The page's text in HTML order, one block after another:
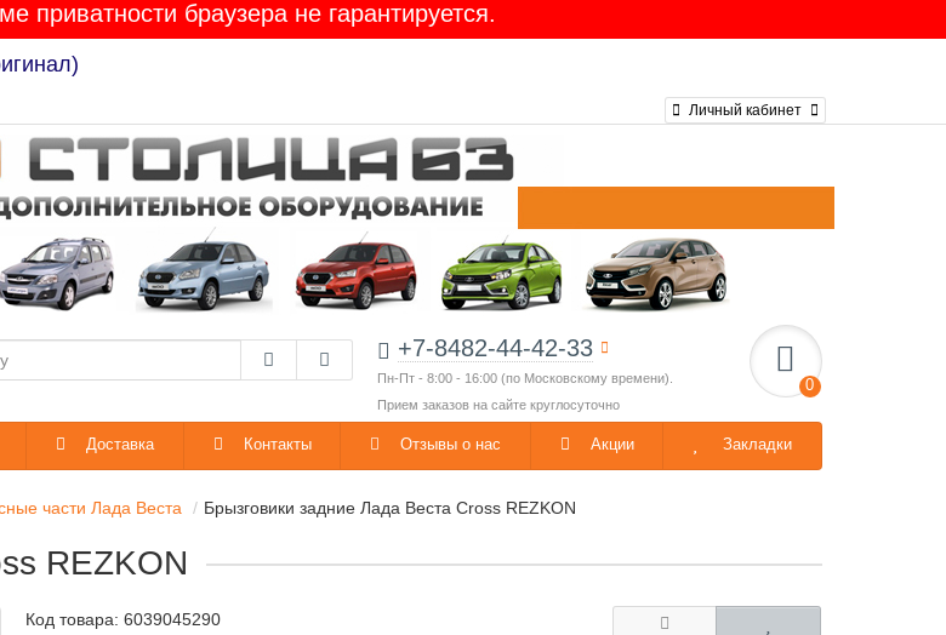
приватности браузера не гарантируется.
Личный кабинет
+7-8482-44-42-33
Пн-Пт - 8:00 - 16:00 (по Московскому времени).
Прием заказов на сайте круглосуточно
0
Доставка Контакты Отзывы о нас Акции Закладки
части Лада Веста Брызговики задние Лада Веста Cross REZKON
REZKON
Код товара:6039045290